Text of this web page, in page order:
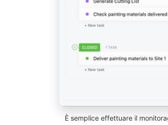
È semplice effettuare il